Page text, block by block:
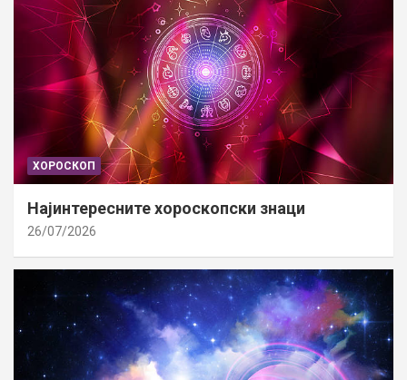
ХОРОСКОП
Најинтересните хороскопски знаци
26/07/2026